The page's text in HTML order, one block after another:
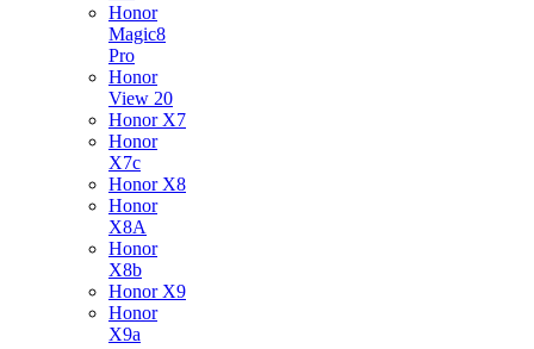
Honor
Magic8
Pro
Honor
View 20
Honor X7
Honor
X7c
Honor X8
Honor
X8A
Honor
X8b
Honor X9
Honor
X9a